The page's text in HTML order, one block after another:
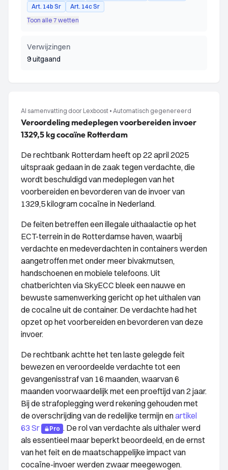
Art. 14b Sr
Art. 14c Sr
Toon alle 7 wetten
Verwijzingen
9 uitgaand
AI samenvatting door Lexboost • Automatisch gegenereerd
Veroordeling medeplegen voorbereiden invoer
1329,5 kg cocaïne Rotterdam
De rechtbank Rotterdam heeft op 22 april 2025
uitspraak gedaan in de zaak tegen verdachte, die
wordt beschuldigd van medeplegen van het
voorbereiden en bevorderen van de invoer van
1329,5 kilogram cocaïne in Nederland.
De feiten betreffen een illegale uithaalactie op het
ECT-terrein in de Rotterdamse haven, waarbij
verdachte en medeverdachten in containers werden
aangetroffen met onder meer bivakmutsen,
handschoenen en mobiele telefoons. Uit
chatberichten via SkyECC bleek een nauwe en
bewuste samenwerking gericht op het uithalen van
de cocaïne uit de container. De verdachte had het
opzet op het voorbereiden en bevorderen van deze
invoer.
De rechtbank achtte het ten laste gelegde feit
bewezen en veroordeelde verdachte tot een
gevangenisstraf van 16 maanden, waarvan 6
maanden voorwaardelijk met een proeftijd van 2 jaar.
Bij de strafoplegging werd rekening gehouden met
de overschrijding van de redelijke termijn enartikel
63 Sr
Pro . De rol van verdachte als uithaler werd
als essentieel maar beperkt beoordeeld, en de ernst
van het feit en de maatschappelijke impact van
cocaïne-invoer werden zwaar meegewogen.